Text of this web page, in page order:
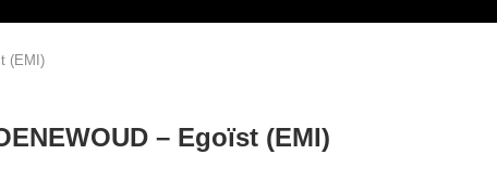
(EMI)
– Egoïst (EMI)